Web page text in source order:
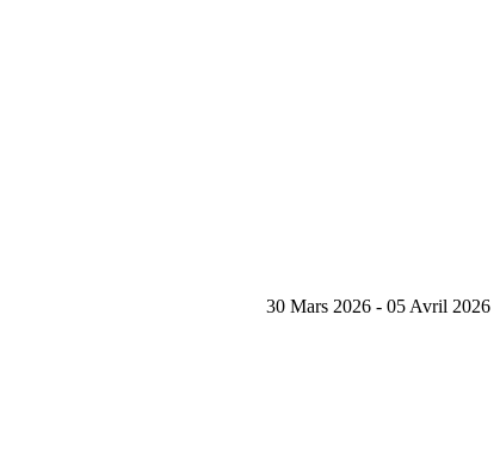
30 Mars 2026 - 05 Avril 2026